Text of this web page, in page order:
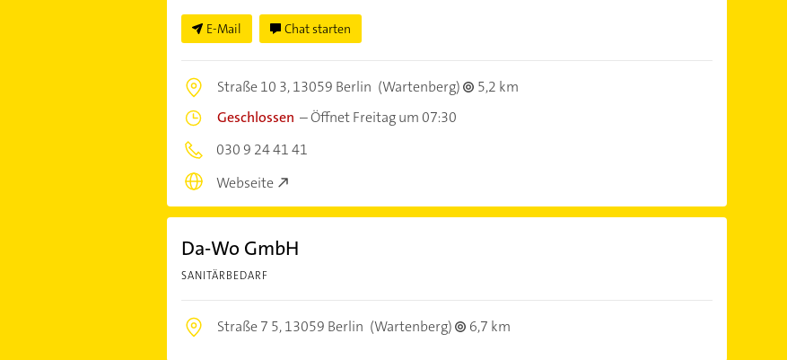
E-Mail Chat starten
Straße 10 3,13059 Berlin (Wartenberg)
5,2 km
Geschlossen –Öffnet Freitag um 07:30
030 9 24 41 41
Webseite
Da-Wo GmbH
SANITÄRBEDARF
Straße 7 5,13059 Berlin (Wartenberg) 6,7 km